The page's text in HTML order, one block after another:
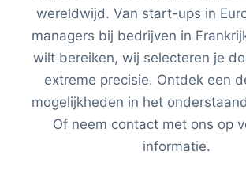
wereldwijd. Van start-ups in
managers bij bedrijven in
wilt bereiken, wij selecteren je
extreme precisie. Ontdek een
mogelijkheden in het
Of neem contact met ons op
informatie.